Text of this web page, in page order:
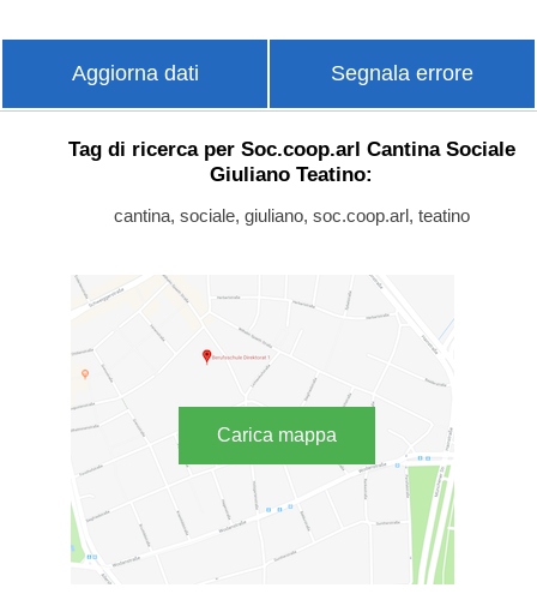
Aggiorna dati Segnala errore
Tag di ricerca per Soc.coop.arl Cantina Sociale
Giuliano Teatino:
cantina, sociale, giuliano, soc.coop.arl, teatino
Carica mappa